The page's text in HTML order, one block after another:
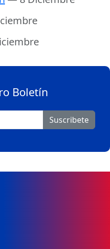
Boletín
Suscribete